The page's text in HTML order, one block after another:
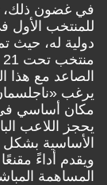
في غضون ذلك،
للمنتخب الأول
دولية له، حيث
الصاعد مع هذا
يرغب
مكان أساسي في
الأساسية بشكل
ويقدم أداءً
المساهمة